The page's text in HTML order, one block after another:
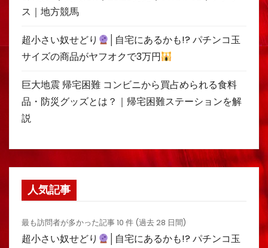
ス｜地方競馬
超小さい奴せどり
│自宅にあるかも!? パチンコ玉
サイズの商品がヤフオクで3万円
巨大地震 帰宅困難 コンビニから買占められる食料
品・防災グッズとは？｜帰宅困難ステーションを解
説
人気記事
最も訪問者が多かった記事 10 件 (過去 28 日間)
超小さい奴せどり
│自宅にあるかも!? パチンコ玉